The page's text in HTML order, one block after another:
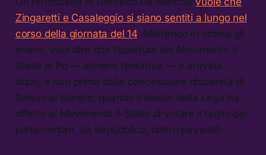
Zingaretti e Casaleggio si siano sentiti a lungo nel
corso della giornata del 14. Mettendo in ordine gli
eventi, vuol dire che l’apertura del Movimento 5
Stelle al Pd — almeno tentativa — è arrivata
dopo, e non prima della concessione disperata di
Salvini al Senato, quando il leader della Lega ha
offerto al Movimento 5 Stelle di votare il taglio dei
parlamentari. (la Repubblica, dietro paywall)